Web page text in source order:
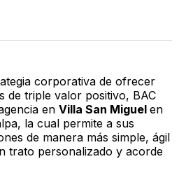
corporativa de ofrecer
de triple valor positivo, BAC
en Villa San Miguel en
la cual permite a sus
de manera más simple, ágil
trato personalizado y acorde